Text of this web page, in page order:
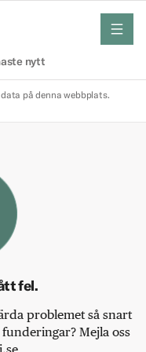
nytt
meny
på denna webbplats.
fel.
problemet så snart
Mejla oss